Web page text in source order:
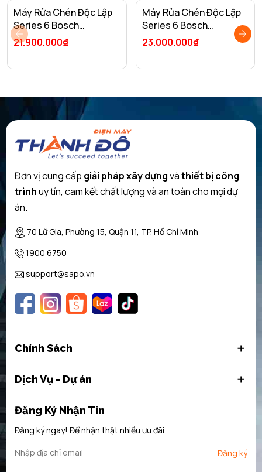
Mặt trước của máy rửa chén bát Bosch SMI65N65EU có phần tay
được và kéo ra khi cần. Chi tiết hoàn thiện tỉ mỉ và được gắn chắc
chắn trên mặt cánh của máy, phía trên tay vịn là bảng điều khiển
của máy, chứa các phím bấm hiện đại, mỗi phím bấm đều có biểu
anh, khi muamáy rửa bát Boschsẽ đi kèm sách hướng dẫn sử
Máy rửa bát Bosch SMI65N65EU có mặt đáy không bằng phẳng
Máy Rửa Chén Độc Lập
Series 6 Bosch
SMS6ZCI08E/ Nhập
21.900.000₫
Máy Rửa Chén Độc Lập
Series 6 Bosch
SMS63L08EA/ Nhập
23.000.000₫
Đơn vị cung cấp giải pháp xây dựngvàthiết bị công
trìnhuy tín, cam kết chất lượng và an toàn cho mọi dự
án.
70 Lữ Gia, Phường 15, Quận 11, TP. Hồ Chí Minh
1900 6750
support@sapo.vn
Chính Sách
Dịch Vụ - Dự án
Đăng Ký Nhận Tin
Đăng ký ngay! Để nhận thật nhiều ưu đãi
Đăng ký